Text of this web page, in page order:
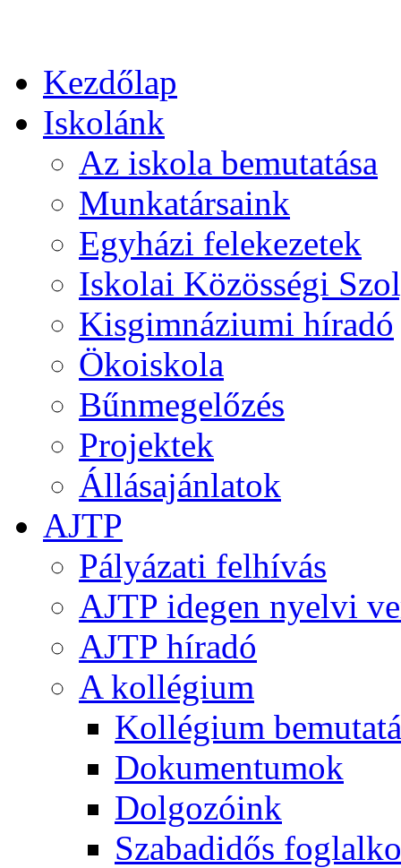
Kezdőlap
Iskolánk
Az iskola bemutatása
Munkatársaink
Egyházi felekezetek
Iskolai Közösségi
Kisgimnáziumi híradó
Ökoiskola
Bűnmegelőzés
Projektek
Állásajánlatok
AJTP
Pályázati felhívás
AJTP idegen nyelvi
AJTP híradó
A kollégium
Kollégium
Dokumentumok
Dolgozóink
Szabadidős